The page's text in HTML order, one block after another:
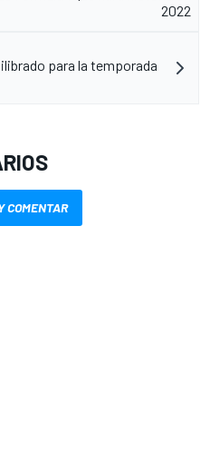
2022
para la temporada
COMENTAR